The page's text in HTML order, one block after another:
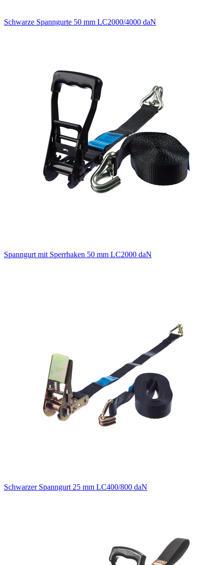
Schwarze Spanngurte 50 mm LC2000/4000 daN
Spanngurt mit Sperrhaken 50 mm LC2000 daN
Schwarzer Spanngurt 25 mm LC400/800 daN